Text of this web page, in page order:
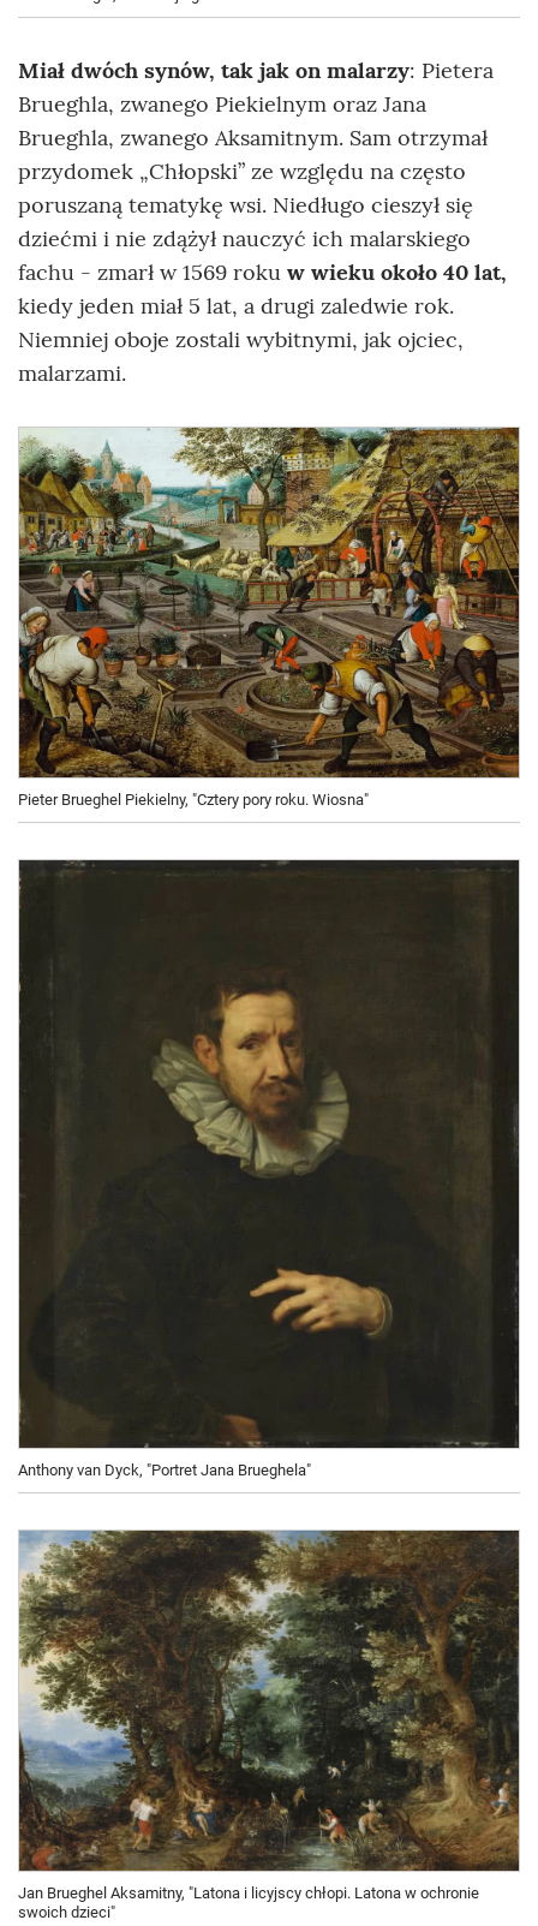
Miał dwóch synów, tak jak on malarzy: Pietera
Brueghla, zwanego Piekielnym oraz Jana
Brueghla, zwanego Aksamitnym. Sam otrzymał
przydomek „Chłopski” ze względu na często
poruszaną tematykę wsi. Niedługo cieszył się
dziećmi i nie zdążył nauczyć ich malarskiego
fachu - zmarł w 1569 roku w wieku około 40 lat,
kiedy jeden miał 5 lat, a drugi zaledwie rok.
Niemniej oboje zostali wybitnymi, jak ojciec,
malarzami.
Pieter Brueghel Piekielny, "Cztery pory roku. Wiosna"
Anthony van Dyck, "Portret Jana Brueghela"
Jan Brueghel Aksamitny, "Latona i licyjscy chłopi. Latona w ochronie
swoich dzieci"